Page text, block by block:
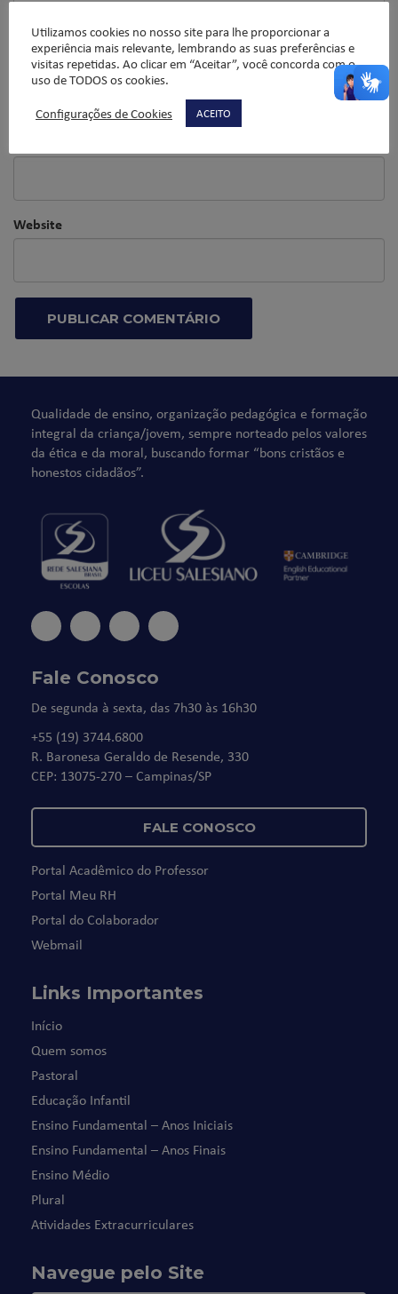
Nome*
Website
Qualidade de ensino, organização pedagógica e formação
integral da criança/jovem, sempre norteado pelos valores
da ética e da moral, buscando formar “bons cristãos e
honestos cidadãos”.
Fale Conosco
De segunda à sexta, das 7h30 às 16h30
+55 (19) 3744.6800
R. Baronesa Geraldo de Resende, 330
CEP: 13075-270 – Campinas/SP
FALE CONOSCO
Portal Acadêmico do Professor
Portal Meu RH
Portal do Colaborador
Webmail
Links Importantes
Início
Quem somos
Pastoral
Educação Infantil
Ensino Fundamental – Anos Iniciais
Ensino Fundamental – Anos Finais
Ensino Médio
Plural
Atividades Extracurriculares
Navegue pelo Site
Utilizamos cookies no nosso site para lhe proporcionar a
experiência mais relevante, lembrando as suas preferências e
visitas repetidas. Ao clicar em “Aceitar”, você concorda com o
uso de TODOS os cookies.
Configurações de Cookies
ACEITO